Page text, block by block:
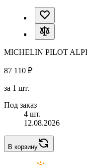
MICHELIN PILOT
87 110 ₽
за 1 шт.
Под заказ
4 шт.
12.08.2026
В корзину